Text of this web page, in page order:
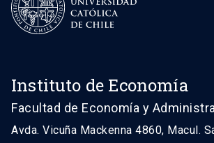
Instituto de Economía
Facultad de Economía y
Avda. Vicuña Mackenna 4860, Macul.